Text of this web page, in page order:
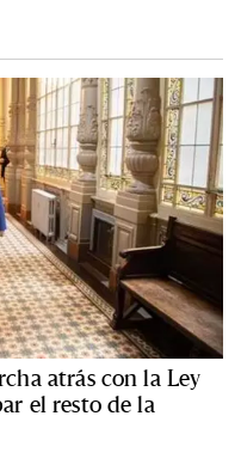
atrás con la Ley
el resto de la